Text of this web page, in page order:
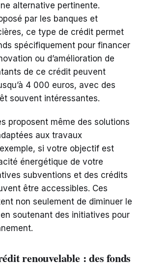
alternative pertinente.
par les banques et
ce type de crédit permet
spécifiquement pour financer
ou d’amélioration de
de ce crédit peuvent
4 000 euros, avec des
souvent intéressantes.
proposent même des solutions
aux travaux
si votre objectif est
énergétique de votre
subventions et des crédits
être accessibles. Ces
non seulement de diminuer le
soutenant des initiatives pour
renouvelable : des fonds